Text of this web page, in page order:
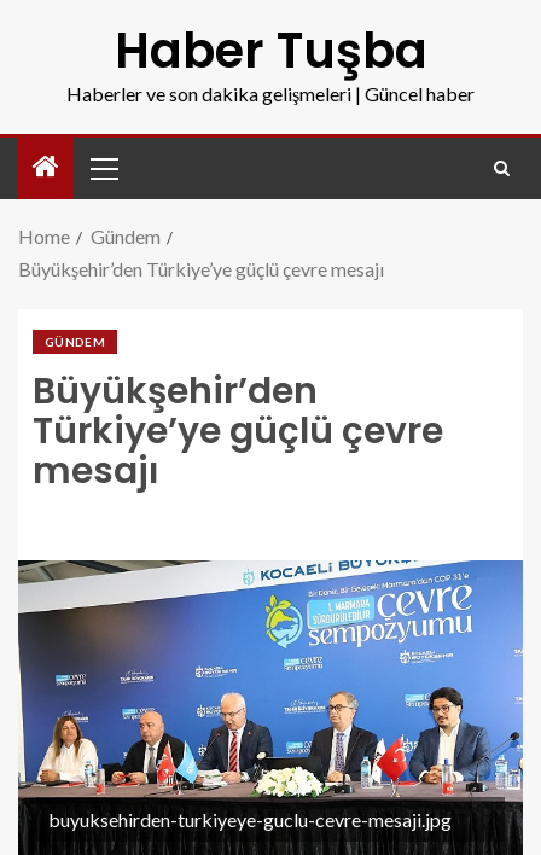
Haber Tuşba
Haberler ve son dakika gelişmeleri | Güncel haber
Home
Gündem
Büyükşehir’den Türkiye’ye güçlü çevre mesajı
GÜNDEM
Büyükşehir’den
Türkiye’ye güçlü çevre
mesajı
buyuksehirden-turkiyeye-guclu-cevre-mesaji.jpg